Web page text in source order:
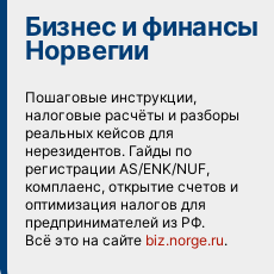
Бизнес и финансы
Норвегии
Пошаговые инструкции,
налоговые расчёты и разборы
реальных кейсов для
нерезидентов. Гайды по
регистрации AS/ENK/NUF,
комплаенс, открытие счетов и
оптимизация налогов для
предпринимателей из РФ.
Всё это на сайте biz.norge.ru.